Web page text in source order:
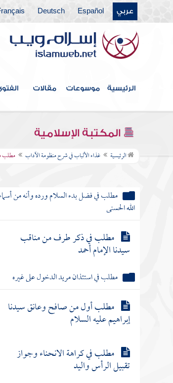
عربي Español
Deutsch
الرئيسية موسوعات مقالات
المكتبة الإسلامية
الرئيسية غذاء الألباب في شرح منظومة الآداب مطلب
مطلب للمسلم على المسلم أن يستر
عورته
مطلب في حظر انتفاء التسليم فوق
ثلاثة
مطلب هل يزول الهجر المحرم
مطلب في فضل بدء السلام ورده وأنه من
الله الحسنى
مطلب في ذكر طرف من مناقب
سيدنا الإمام أحمد
مطلب في استئذان مريد الدخول على غيره
مطلب أول من صافح وعانق سيدنا
إبراهيم عليه السلام
مطلب في كراهة الانحناء وجواز
تقبيل الرأس واليد